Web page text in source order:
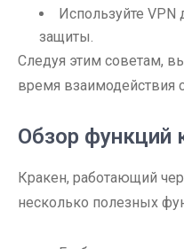
Используйте VPN
защиты.
Следуя этим советам,
время взаимодействия
Обзор функций
Кракен, работающий
несколько полезных